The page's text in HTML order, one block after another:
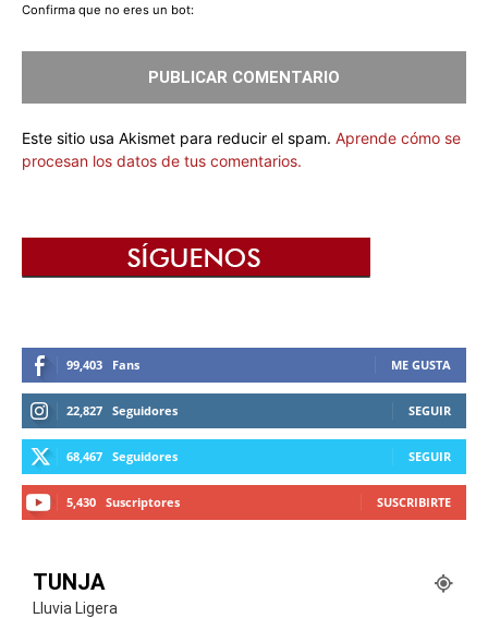
Confirma que no eres un bot:
Este sitio usa Akismet para reducir el spam. Aprende cómo se
procesan los datos de tus comentarios.
99,403 Fans ME GUSTA
22,827 Seguidores SEGUIR
68,467 Seguidores SEGUIR
5,430 Suscriptores SUSCRIBIRTE
TUNJA
Lluvia Ligera